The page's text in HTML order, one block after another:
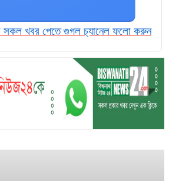
সকল খবর পেতে গুগল চ‌্যানেল ফলো করুন